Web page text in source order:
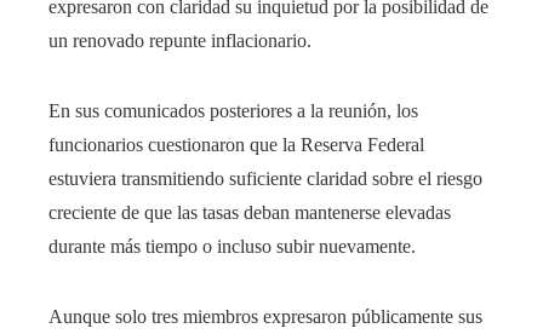
expresaron con claridad su inquietud por la posibilidad de
un renovado repunte inflacionario.
En sus comunicados posteriores a la reunión, los
funcionarios cuestionaron que la Reserva Federal
estuviera transmitiendo suficiente claridad sobre el riesgo
creciente de que las tasas deban mantenerse elevadas
durante más tiempo o incluso subir nuevamente.
Aunque solo tres miembros expresaron públicamente sus